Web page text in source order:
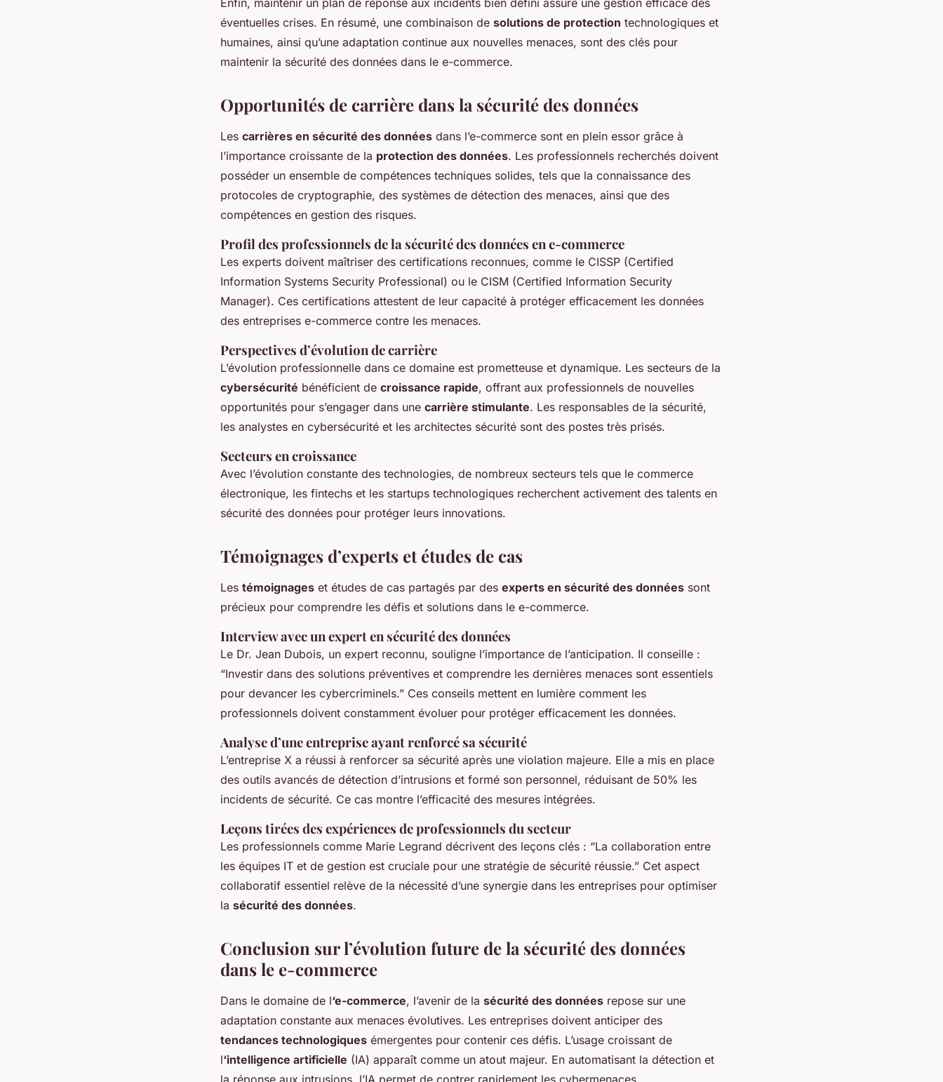
éventuelles crises. En résumé, une combinaison de solutions de protection technologiques et
humaines, ainsi qu’une adaptation continue aux nouvelles menaces, sont des clés pour
maintenir la sécurité des données dans le e-commerce.
Opportunités de carrière dans la sécurité des données
Les carrières en sécurité des données dans l’e-commerce sont en plein essor grâce à
l’importance croissante de la protection des données. Les professionnels recherchés doivent
posséder un ensemble de compétences techniques solides, tels que la connaissance des
protocoles de cryptographie, des systèmes de détection des menaces, ainsi que des
compétences en gestion des risques.
Profil des professionnels de la sécurité des données en e-commerce
Les experts doivent maîtriser des certifications reconnues, comme le CISSP (Certified
Information Systems Security Professional) ou le CISM (Certified Information Security
Manager). Ces certifications attestent de leur capacité à protéger efficacement les données
des entreprises e-commerce contre les menaces.
Perspectives d’évolution de carrière
L’évolution professionnelle dans ce domaine est prometteuse et dynamique. Les secteurs de la
cybersécurité bénéficient de croissance rapide, offrant aux professionnels de nouvelles
opportunités pour s’engager dans une carrière stimulante. Les responsables de la sécurité,
les analystes en cybersécurité et les architectes sécurité sont des postes très prisés.
Secteurs en croissance
Avec l’évolution constante des technologies, de nombreux secteurs tels que le commerce
électronique, les fintechs et les startups technologiques recherchent activement des talents en
sécurité des données pour protéger leurs innovations.
Témoignages d’experts et études de cas
Les témoignages et études de cas partagés par des experts en sécurité des données sont
précieux pour comprendre les défis et solutions dans le e-commerce.
Interview avec un expert en sécurité des données
Le Dr. Jean Dubois, un expert reconnu, souligne l’importance de l’anticipation. Il conseille :
“Investir dans des solutions préventives et comprendre les dernières menaces sont essentiels
pour devancer les cybercriminels.” Ces conseils mettent en lumière comment les
professionnels doivent constamment évoluer pour protéger efficacement les données.
Analyse d’une entreprise ayant renforcé sa sécurité
L’entreprise X a réussi à renforcer sa sécurité après une violation majeure. Elle a mis en place
des outils avancés de détection d’intrusions et formé son personnel, réduisant de 50% les
incidents de sécurité. Ce cas montre l’efficacité des mesures intégrées.
Leçons tirées des expériences de professionnels du secteur
Les professionnels comme Marie Legrand décrivent des leçons clés : “La collaboration entre
les équipes IT et de gestion est cruciale pour une stratégie de sécurité réussie.” Cet aspect
collaboratif essentiel relève de la nécessité d’une synergie dans les entreprises pour optimiser
la sécurité des données.
Conclusion sur l’évolution future de la sécurité des données
dans le e-commerce
Dans le domaine de l‘e-commerce, l’avenir de la sécurité des données repose sur une
adaptation constante aux menaces évolutives. Les entreprises doivent anticiper des
tendances technologiques émergentes pour contenir ces défis. L’usage croissant de
l‘intelligence artificielle (IA) apparaît comme un atout majeur. En automatisant la détection et
la réponse aux intrusions, l’IA permet de contrer rapidement les cybermenaces.